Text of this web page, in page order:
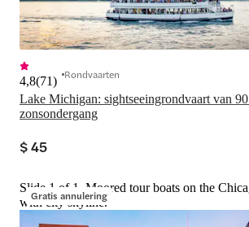
Lake Michigan: sightseeingrondvaart van
zonsondergang
4,8(71) Rondvaarten
$ 45
Gratis annulering
Slide 1 of 1, Moored tour boats on the
with city skyline.